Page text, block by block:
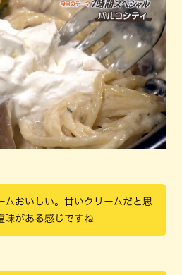
ムおいしい。甘いクリームだと思
味がある感じですね